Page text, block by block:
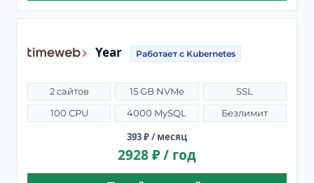
Year Работает с Kubernetes
2 сайтов 15 GB NVMe
SSL
100 CPU
4000 MySQL Безлимит
393 ₽ / месяц
2928 ₽ / год